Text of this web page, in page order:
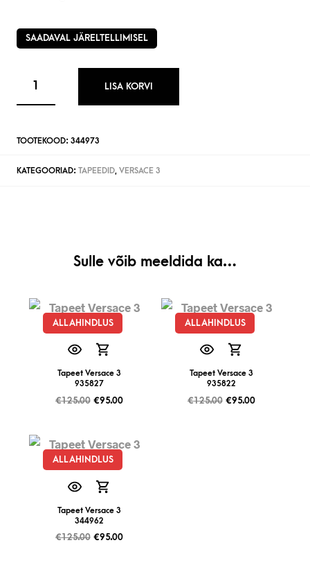
SAADAVAL JÄRELTELLIMISEL
LISA KORVI
TOOTEKOOD: 344973
KATEGOORIAD: TAPEEDID, VERSACE 3
Sulle võib meeldida ka…
ALLAHINDLUS
Tapeet Versace 3
935827
€125.00 €95.00
ALLAHINDLUS
Tapeet Versace 3
935822
€125.00 €95.00
ALLAHINDLUS
Tapeet Versace 3
344962
€125.00 €95.00